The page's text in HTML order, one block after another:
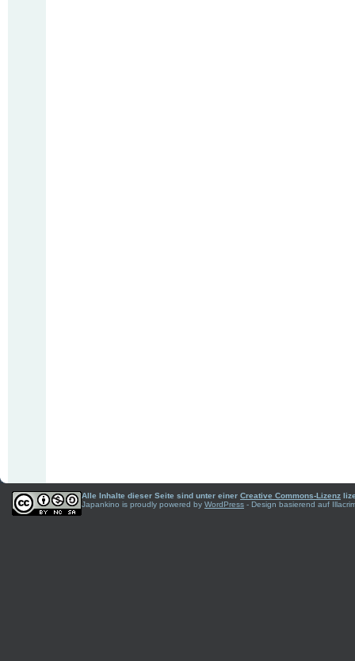
Alle Inhalte dieser Seite sind unter einer Creative Commons-Lizenz
Japankino is proudly powered by WordPress - Design basierend auf